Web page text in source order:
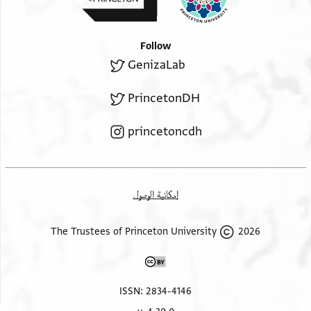
Follow
GenizaLab
PrincetonDH
princetoncdh
إمكانية الوصول
2026 The Trustees of Princeton University
ISSN: 2834-4146